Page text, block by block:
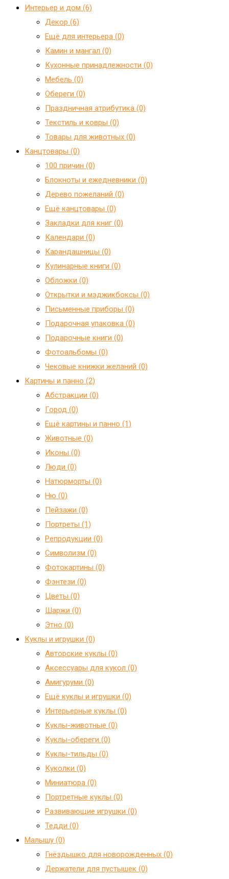
Интерьер и дом (6)
Декор (6)
Ещё для интерьера (0)
Камин и мангал (0)
Кухонные принадлежности (0)
Мебель (0)
Обереги (0)
Праздничная атрибутика (0)
Текстиль и ковры (0)
Товары для животных (0)
Канцтовары (0)
100 причин (0)
Блокноты и ежедневники (0)
Дерево пожеланий (0)
Ещё канцтовары (0)
Закладки для книг (0)
Календари (0)
Карандашницы (0)
Кулинарные книги (0)
Обложки (0)
Открытки и мэджикбоксы (0)
Письменные приборы (0)
Подарочная упаковка (0)
Подарочные книги (0)
Фотоальбомы (0)
Чековые книжки желаний (0)
Картины и панно (2)
Абстракции (0)
Город (0)
Ещё картины и панно (1)
Животные (0)
Иконы (0)
Люди (0)
Натюрморты (0)
Ню (0)
Пейзажи (0)
Портреты (1)
Репродукции (0)
Символизм (0)
Фотокартины (0)
Фэнтези (0)
Цветы (0)
Шаржи (0)
Этно (0)
Куклы и игрушки (0)
Авторские куклы (0)
Аксессуары для кукол (0)
Амигуруми (0)
Ещё куклы и игрушки (0)
Интерьерные куклы (0)
Куклы-животные (0)
Куклы-обереги (0)
Куклы-тильды (0)
Куколки (0)
Миниатюра (0)
Портретные куклы (0)
Развивающие игрушки (0)
Тедди (0)
Малышу (0)
Гнёздышко для новорожденных (0)
Держатели для пустышек (0)